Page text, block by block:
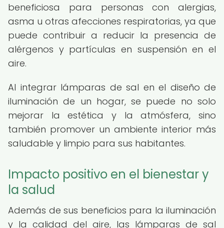
beneficiosa para personas con alergias,
asma u otras afecciones respiratorias, ya que
puede contribuir a reducir la presencia de
alérgenos y partículas en suspensión en el
aire.
Al integrar lámparas de sal en el diseño de
iluminación de un hogar, se puede no solo
mejorar la estética y la atmósfera, sino
también promover un ambiente interior más
saludable y limpio para sus habitantes.
Impacto positivo en el bienestar y
la salud
Además de sus beneficios para la iluminación
y la calidad del aire, las lámparas de sal